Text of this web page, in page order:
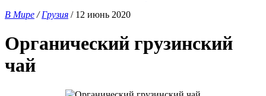
В Мире /Грузия / 12 июнь 2020
Органический грузинский
чай